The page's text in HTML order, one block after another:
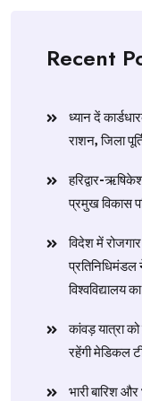
Recent
ध्यान दें
राशन, जिला
हरिद्वार-
प्रमुख विकास
विदेश में
प्रतिनिधिमंडल
विश्वविद्यालय
​कांवड़ यात्रा
रहेंगी मेडिकल
​भारी बारिश